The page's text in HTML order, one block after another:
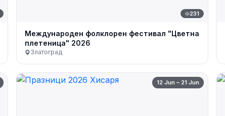
231
Международен фолклорен фестивал "Цветна
плетеница" 2026
Златоград
12 Jun – 21 Jun